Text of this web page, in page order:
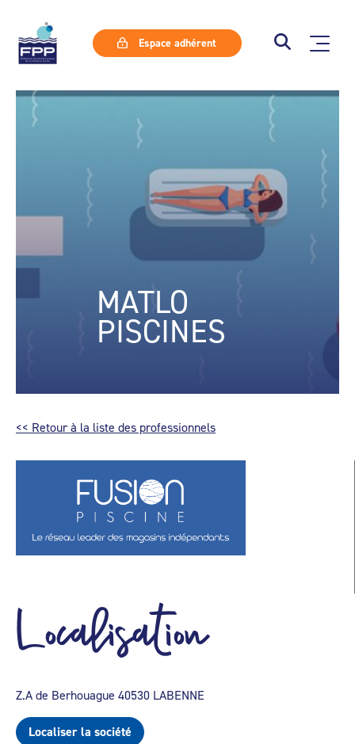
Espace adhérent
MATLO
PISCINES
<< Retour à la liste des professionnels
Localisation
Z.A de Berhouague 40530 LABENNE
Localiser la société